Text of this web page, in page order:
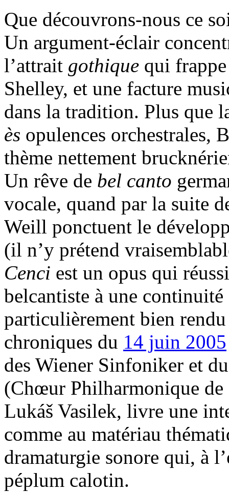
Que découvrons-nous ce
Un argument-éclair
l’attrait gothique qui
Shelley, et une facture
dans la tradition. Plus que
ès opulences orchestrales,
thème nettement
Un rêve de bel canto
vocale, quand par la suite
Weill ponctuent le
(il n’y prétend
Cenci est un opus qui
belcantiste à une
particulièrement bien
chroniques du 14 juin 2005
des Wiener Sinfoniker et
(Chœur Philharmonique de
Lukáš Vasilek, livre une
comme au matériau
dramaturgie sonore qui, à
péplum calotin.